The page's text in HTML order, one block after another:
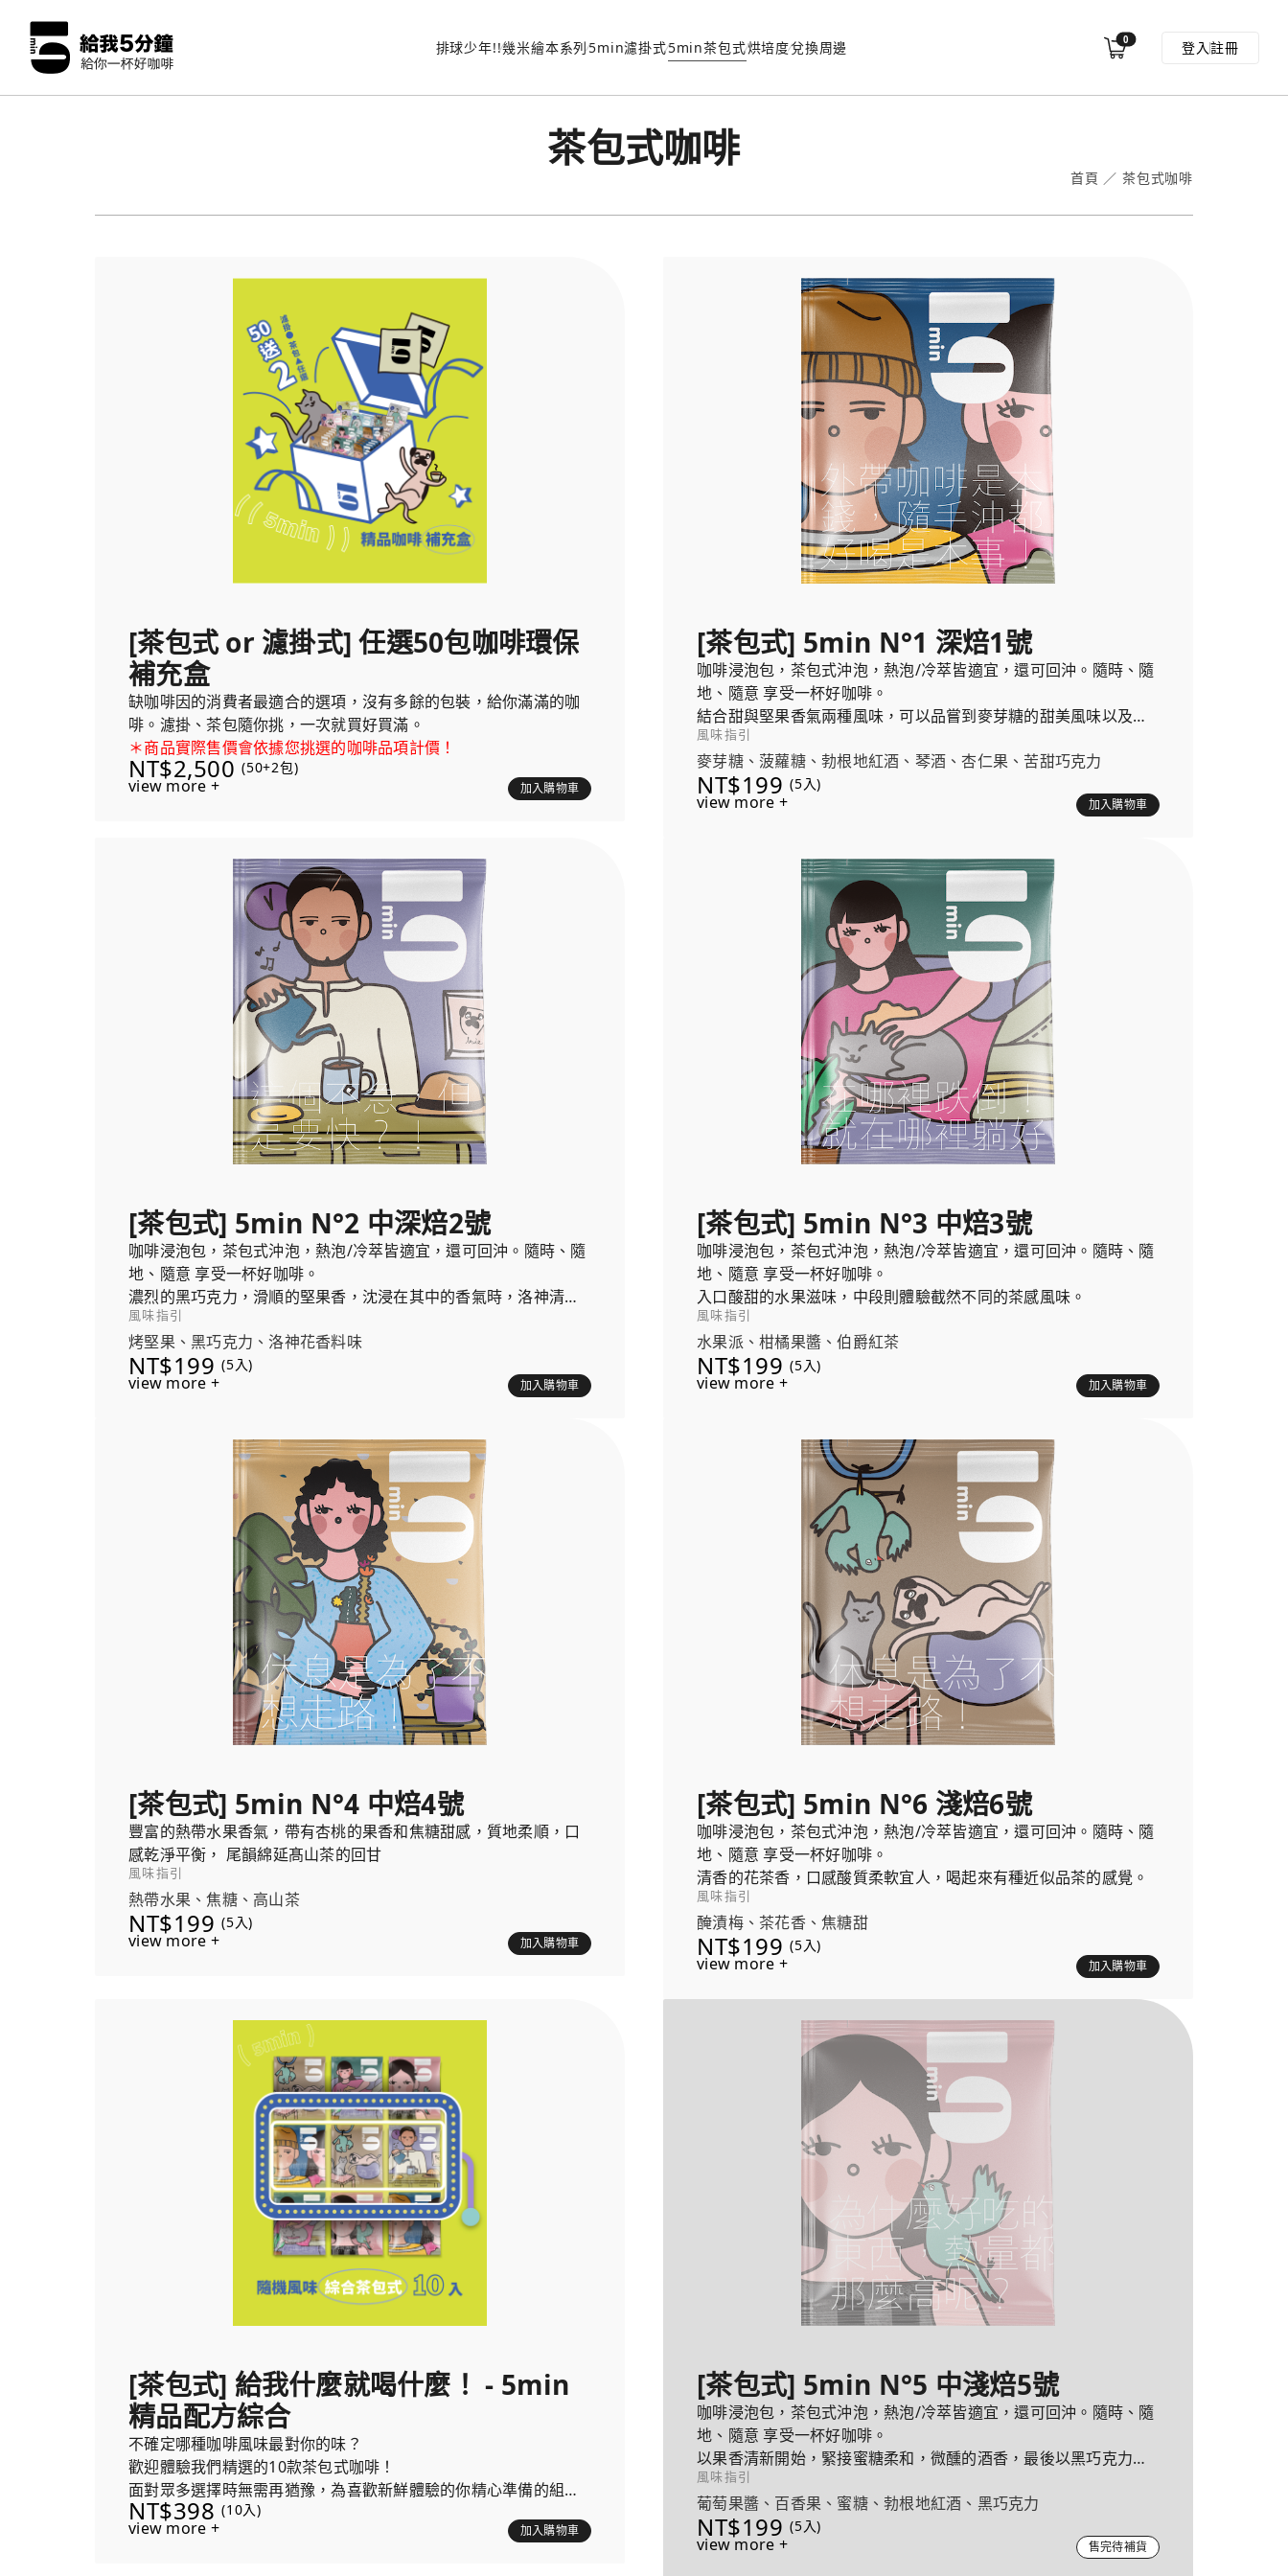
排球少年!!幾米繪本系列5min濾掛式5min茶包式烘培度兌換周邊 0 登入註冊
茶包式咖啡
首頁 ／ 茶包式咖啡
[茶包式 or 濾掛式] 任選50包咖啡環保
補充盒
缺咖啡因的消費者最適合的選項，沒有多餘的包裝，給你滿滿的咖
啡。濾掛、茶包隨你挑，一次就買好買滿。
＊商品實際售價會依據您挑選的咖啡品項計價！
NT$2,500 (50+2包)
view more + 加入購物車
[茶包式] 5min N°1 深焙1號
咖啡浸泡包，茶包式沖泡，熱泡/冷萃皆適宜，還可回沖。隨時、隨
地、隨意 享受一杯好咖啡。
結合甜與堅果香氣兩種風味，可以品嘗到麥芽糖的甜美風味以及巧
克力與杏仁的堅果尾韻。
風味指引
麥芽糖、菠蘿糖、勃根地紅酒、琴酒、杏仁果、苦甜巧克力
NT$199 (5入)
view more + 加入購物車
[茶包式] 5min N°2 中深焙2號
咖啡浸泡包，茶包式沖泡，熱泡/冷萃皆適宜，還可回沖。隨時、隨
地、隨意 享受一杯好咖啡。
濃烈的黑巧克力，滑順的堅果香，沈浸在其中的香氣時，洛神清新
洗滌了味覺，恰到好處！
風味指引
烤堅果、黑巧克力、洛神花香料味
NT$199 (5入)
view more + 加入購物車
[茶包式] 5min N°3 中焙3號
咖啡浸泡包，茶包式沖泡，熱泡/冷萃皆適宜，還可回沖。隨時、隨
地、隨意 享受一杯好咖啡。
入口酸甜的水果滋味，中段則體驗截然不同的茶感風味。
風味指引
水果派、柑橘果醬、伯爵紅茶
NT$199 (5入)
view more + 加入購物車
[茶包式] 5min N°4 中焙4號
豐富的熱帶水果香氣，帶有杏桃的果香和焦糖甜感，質地柔順，口
感乾淨平衡， 尾韻綿延髙山茶的回甘
風味指引
熱帶水果、焦糖、高山茶
NT$199 (5入)
view more + 加入購物車
[茶包式] 5min N°6 淺焙6號
咖啡浸泡包，茶包式沖泡，熱泡/冷萃皆適宜，還可回沖。隨時、隨
地、隨意 享受一杯好咖啡。
清香的花茶香，口感酸質柔軟宜人，喝起來有種近似品茶的感覺。
風味指引
醃漬梅、茶花香、焦糖甜
NT$199 (5入)
view more + 加入購物車
[茶包式] 給我什麼就喝什麼！ - 5min
精品配方綜合
不確定哪種咖啡風味最對你的味？
歡迎體驗我們精選的10款茶包式咖啡！
面對眾多選擇時無需再猶豫，為喜歡新鮮體驗的你精心準備的組
合，保證讓你愛上嘗試新風味的樂趣！
NT$398 (10入)
view more + 加入購物車
[茶包式] 5min N°5 中淺焙5號
咖啡浸泡包，茶包式沖泡，熱泡/冷萃皆適宜，還可回沖。隨時、隨
地、隨意 享受一杯好咖啡。
以果香清新開始，緊接蜜糖柔和，微醺的酒香，最後以黑巧克力的
尾韻收尾。
風味指引
葡萄果醬、百香果、蜜糖、勃根地紅酒、黑巧克力
NT$199 (5入)
view more + 售完待補貨